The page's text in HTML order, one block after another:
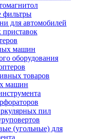
фильтры
для автомобилей
приставок
машин
оборудования
товаров
машин
пил
(угольные) для